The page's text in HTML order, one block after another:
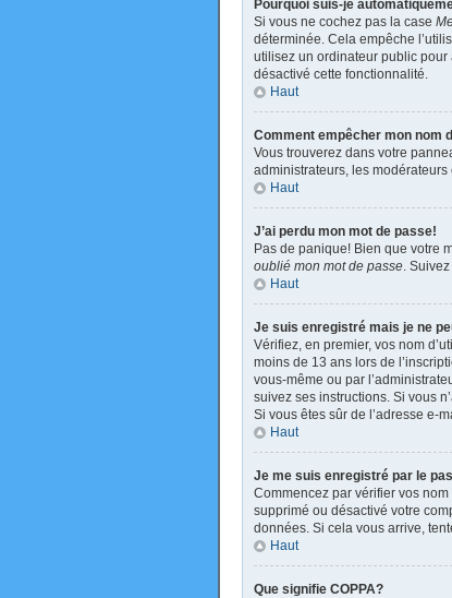
Pourquoi suis-je
Si vous ne cochez pas la case
déterminée. Cela empêche
utilisez un ordinateur public pour
désactivé cette fonctionnalité.
Haut
Comment empêcher mon nom
Vous trouverez dans votre
administrateurs, les
Haut
J’ai perdu mon mot de passe!
Pas de panique! Bien que votre
oublié mon mot de passe.
Haut
Je suis enregistré mais je ne
Vérifiez, en premier, vos nom
moins de 13 ans lors de
vous-même ou par
suivez ses instructions. Si vous
Si vous êtes sûr de l’adresse e-
Haut
Je me suis enregistré par le
Commencez par vérifier vos
supprimé ou désactivé votre
données. Si cela vous arrive,
Haut
Que signifie COPPA?